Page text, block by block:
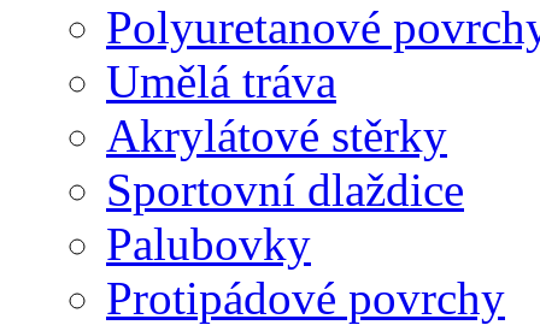
Polyuretanové
Umělá tráva
Akrylátové stěrky
Sportovní dlaždice
Palubovky
Protipádové povrchy